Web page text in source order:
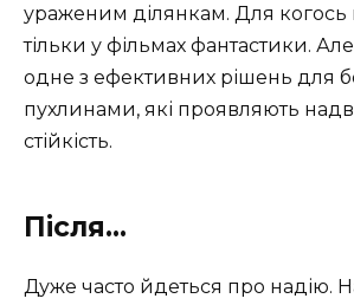
ураженим ділянкам. Для
тільки у фільмах фантастики.
одне з ефективних рішень для
пухлинами, які проявляють
стійкість.
Після…
Дуже часто йдеться про надію.